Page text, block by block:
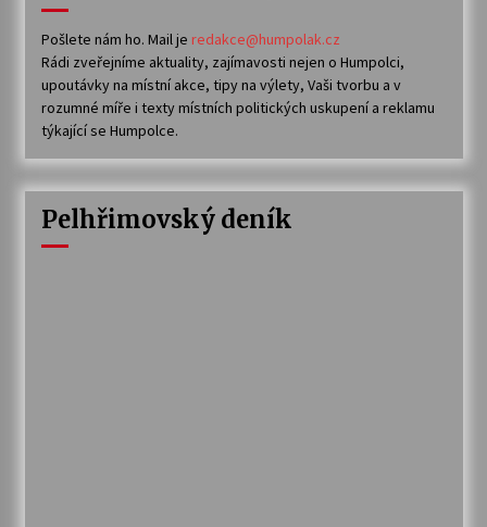
Pošlete nám ho. Mail je redakce@humpolak.cz
Rádi zveřejníme aktuality, zajímavosti nejen o Humpolci,
upoutávky na místní akce, tipy na výlety, Vaši tvorbu a v
rozumné míře i texty místních politických uskupení a reklamu
týkající se Humpolce.
Pelhřimovský deník